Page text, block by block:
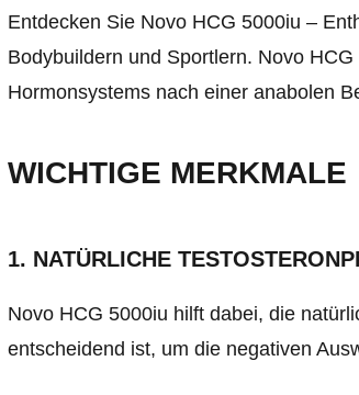
Entdecken Sie Novo HCG 5000iu –
Bodybuildern und Sportlern. Novo
Hormonsystems nach einer anabolen
WICHTIGE MERKMALE
1. NATÜRLICHE
Novo HCG 5000iu hilft dabei, die
entscheidend ist, um die negativen